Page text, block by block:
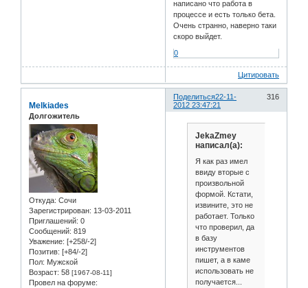
написано что работа в
процессе и есть только бета.
Очень странно, наверно таки
скоро выйдет.
0
Цитировать
Поделиться 316
22-11-
2012 23:47:21
Melkiades
Долгожитель
Откуда: Сочи
Зарегистрирован: 13-03-2011
Приглашений: 0
Сообщений: 819
Уважение: [+258/-2]
Позитив: [+84/-2]
Пол: Мужской
Возраст: 58 [1967-08-11]
Провел на форуме:
JekaZmey
написал(а):
Я как раз имел
ввиду вторые с
произвольной
формой. Кстати,
извините, это не
работает. Только
что проверил, да
в базу
инструментов
пишет, а в каме
использовать не
получается...